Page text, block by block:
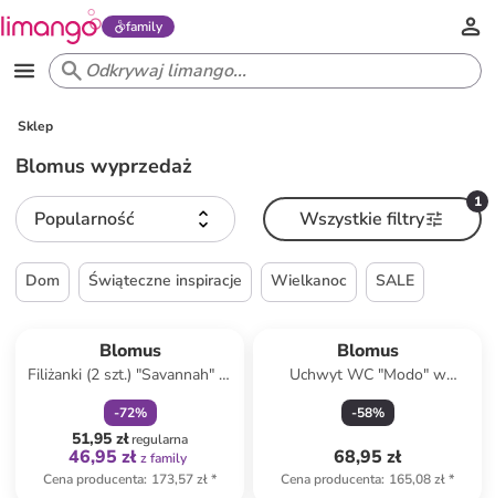
family
Sklep
Blomus wyprzedaż
Popularność
1
Wszystkie filtry
Dom Świąteczne inspiracje Wielkanoc SALE
Blomus
Filiżanki (2 szt.) "Savannah" w
kolorze beżowym - 250 ml
-72%
51,95 złregularna
46,95 zł z family
Cena producenta: 173,57 zł*
Blomus
Uchwyt WC "Modo" w
kolorze szarym na papier
toaletowy - 13 x 9 cm
-58%
68,95 zł
Cena producenta: 165,08 zł*